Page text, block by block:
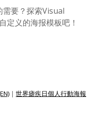
要？探索Visual
定义的海报模板吧！
| 世界瘧疾日個人行動海報